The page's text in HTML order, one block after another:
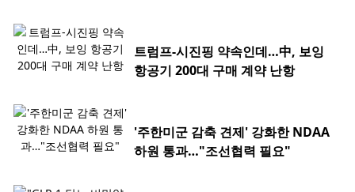
트럼프-시진핑 약속인데…中, 보잉
항공기 200대 구매 계약 난항
'주한미군 감축 견제' 강화한 NDAA
하원 통과…"조선협력 필요"